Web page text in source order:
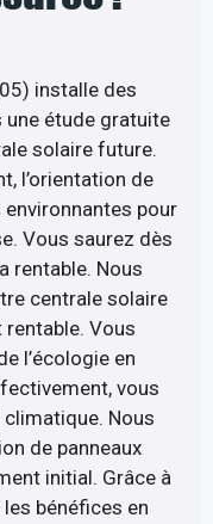
installe des
étude gratuite
solaire future.
l’orientation de
pour
Vous saurez dès
rentable. Nous
centrale solaire
Vous
l’écologie en
vous
Nous
de panneaux
initial. Grâce à
bénéfices en